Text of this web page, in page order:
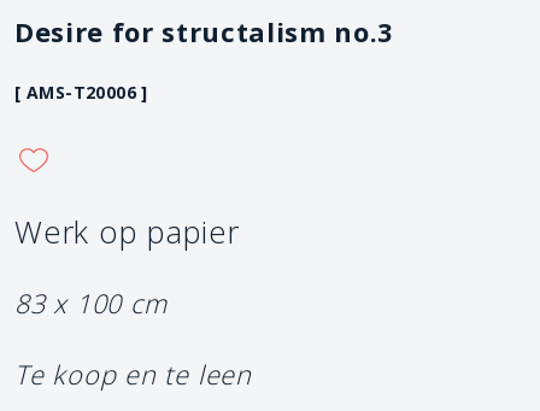
Desire for structalism no.3
[ AMS-T20006 ]
Werk op papier
83 x 100 cm
Te koop en te leen